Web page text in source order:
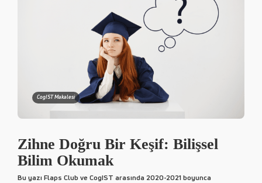
CogIST Makalesi
Zihne Doğru Bir Keşif: Bilişsel
Bilim Okumak
Bu yazı Flaps Club ve CogIST arasında 2020-2021 boyunca